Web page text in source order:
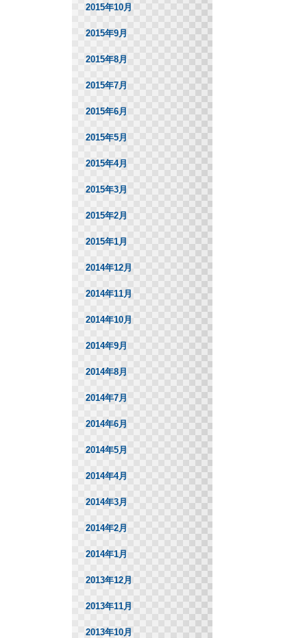
2015年10月
2015年9月
2015年8月
2015年7月
2015年6月
2015年5月
2015年4月
2015年3月
2015年2月
2015年1月
2014年12月
2014年11月
2014年10月
2014年9月
2014年8月
2014年7月
2014年6月
2014年5月
2014年4月
2014年3月
2014年2月
2014年1月
2013年12月
2013年11月
2013年10月